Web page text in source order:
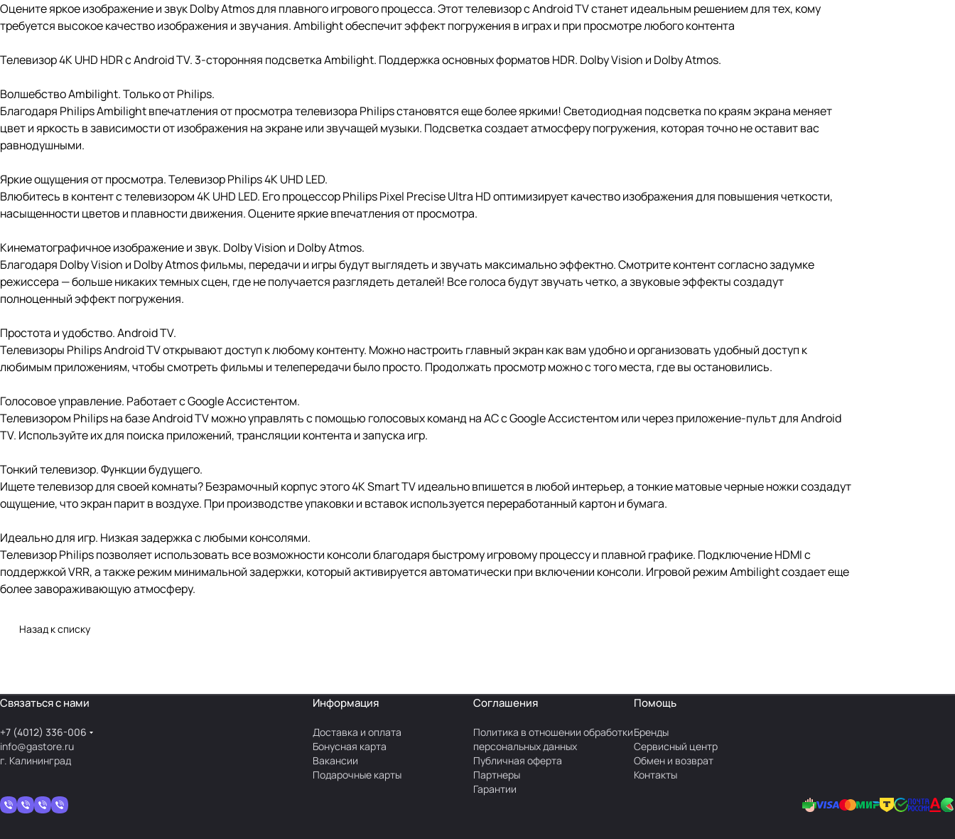
Оцените яркое изображение и звук Dolby Atmos для плавного игрового процесса. Этот телевизор с Android TV станет идеальным решением для тех, кому
требуется высокое качество изображения и звучания. Ambilight обеспечит эффект погружения в играх и при просмотре любого контента
Телевизор 4K UHD HDR с Android TV. 3-сторонняя подсветка Ambilight. Поддержка основных форматов HDR. Dolby Vision и Dolby Atmos.
Волшебство Ambilight. Только от Philips.
Благодаря Philips Ambilight впечатления от просмотра телевизора Philips становятся еще более яркими! Светодиодная подсветка по краям экрана меняет
цвет и яркость в зависимости от изображения на экране или звучащей музыки. Подсветка создает атмосферу погружения, которая точно не оставит вас
равнодушными.
Яркие ощущения от просмотра. Телевизор Philips 4K UHD LED.
Влюбитесь в контент с телевизором 4K UHD LED. Его процессор Philips Pixel Precise Ultra HD оптимизирует качество изображения для повышения четкости,
насыщенности цветов и плавности движения. Оцените яркие впечатления от просмотра.
Кинематографичное изображение и звук. Dolby Vision и Dolby Atmos.
Благодаря Dolby Vision и Dolby Atmos фильмы, передачи и игры будут выглядеть и звучать максимально эффектно. Смотрите контент согласно задумке
режиссера — больше никаких темных сцен, где не получается разглядеть деталей! Все голоса будут звучать четко, а звуковые эффекты создадут
полноценный эффект погружения.
Простота и удобство. Android TV.
Телевизоры Philips Android TV открывают доступ к любому контенту. Можно настроить главный экран как вам удобно и организовать удобный доступ к
любимым приложениям, чтобы смотреть фильмы и телепередачи было просто. Продолжать просмотр можно с того места, где вы остановились.
Голосовое управление. Работает с Google Ассистентом.
Телевизором Philips на базе Android TV можно управлять с помощью голосовых команд на АС с Google Ассистентом или через приложение-пульт для Android
TV. Используйте их для поиска приложений, трансляции контента и запуска игр.
Тонкий телевизор. Функции будущего.
Ищете телевизор для своей комнаты? Безрамочный корпус этого 4K Smart TV идеально впишется в любой интерьер, а тонкие матовые черные ножки создадут
ощущение, что экран парит в воздухе. При производстве упаковки и вставок используется переработанный картон и бумага.
Идеально для игр. Низкая задержка с любыми консолями.
Телевизор Philips позволяет использовать все возможности консоли благодаря быстрому игровому процессу и плавной графике. Подключение HDMI с
поддержкой VRR, а также режим минимальной задержки, который активируется автоматически при включении консоли. Игровой режим Ambilight создает еще
более завораживающую атмосферу.
Назад к списку
Связаться с нами
+7 (4012) 336-006
info@gastore.ru
г. Калининград
Информация
Доставка и оплата
Бонусная карта
Вакансии
Подарочные карты
Соглашения
Политика в отношении обработки
персональных данных
Публичная оферта
Партнеры
Гарантии
Помощь
Бренды
Сервисный центр
Обмен и возврат
Контакты